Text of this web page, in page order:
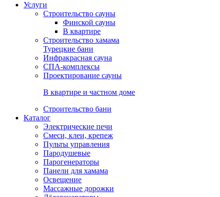
Услуги
Строительство сауны
Финской сауны
В квартире
Строительство хамама
Турецкие бани
Инфракрасная сауна
СПА-комплексы
Проектирование сауны
В квартире и частном доме
Строительство бани
Каталог
Электрические печи
Смеси, клеи, крепеж
Пульты управления
Пародушевые
Парогенераторы
Панели для хамама
Освещение
Массажные дорожки